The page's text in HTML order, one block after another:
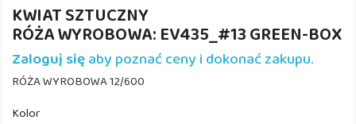
KWIAT SZTUCZNY
RÓŻA WYROBOWA: EV435_#13 GREEN-BOX
Zaloguj sięaby poznać ceny i dokonać zakupu.
RÓŻA WYROBOWA 12/600
Kolor